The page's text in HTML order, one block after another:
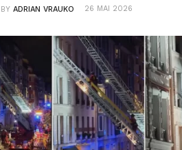
BYADRIAN VRAUKO 26 MAI 2026